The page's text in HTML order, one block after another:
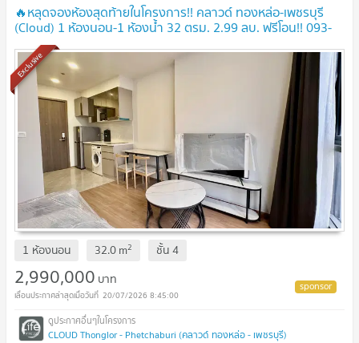
🔥หลุดจองห้องสุดท้ายในโครงการ!! คลาวด์ ทองหล่อ-เพชรบุรี
(Cloud) 1 ห้องนอน-1 ห้องน้ำ 32 ตรม. 2.99 ลบ. ฟรีโอน!! 093-
615-5959
Exclusive
1 ห้องนอน 32.0m2 ชั้น4
2,990,000 บาท
20/07/2026 8:45:00
CLOUD Thonglor - Phetchaburi (คลาวด์ ทองหล่อ - เพชรบุรี)